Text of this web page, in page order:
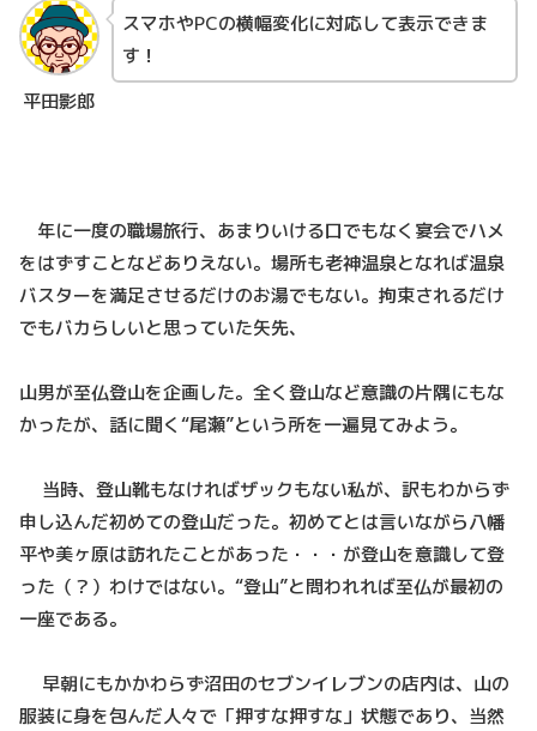
平田影郎
スマホやPCの横幅変化に対応して表示できま
す！
年に一度の職場旅行、あまりいける口でもなく宴会でハメ
をはずすことなどありえない。場所も老神温泉となれば温泉
バスターを満足させるだけのお湯でもない。拘束されるだけ
でもバカらしいと思っていた矢先、
山男が至仏登山を企画した。全く登山など意識の片隅にもな
かったが、話に聞く“尾瀬”という所を一遍見てみよう。
当時、登山靴もなければザックもない私が、訳もわからず
申し込んだ初めての登山だった。初めてとは言いながら八幡
平や美ヶ原は訪れたことがあった・・・が登山を意識して登
った（？）わけではない。“登山”と問われれば至仏が最初の
一座である。
早朝にもかかわらず沼田のセブンイレブンの店内は、山の
服装に身を包んだ人々で「押すな押すな」状態であり、当然